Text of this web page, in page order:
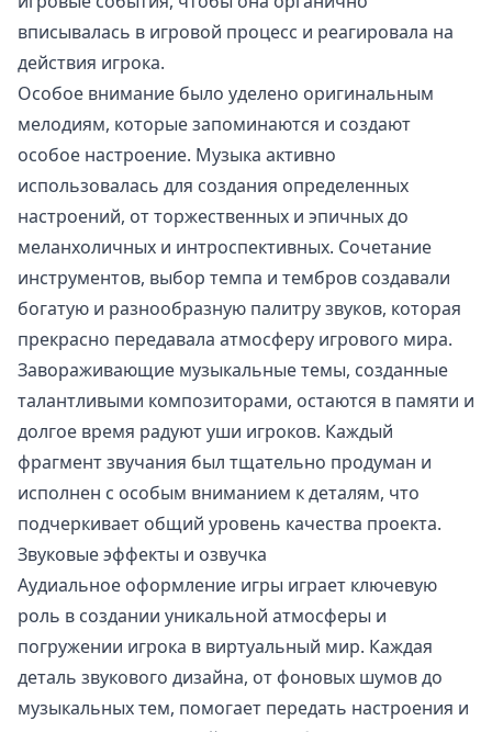
вписывалась в игровой процесс и реагировала на
действия игрока.
Особое внимание было уделено оригинальным
мелодиям, которые запоминаются и создают
особое настроение. Музыка активно
использовалась для создания определенных
настроений, от торжественных и эпичных до
меланхоличных и интроспективных. Сочетание
инструментов, выбор темпа и тембров создавали
богатую и разнообразную палитру звуков, которая
прекрасно передавала атмосферу игрового мира.
Завораживающие музыкальные темы, созданные
талантливыми композиторами, остаются в памяти и
долгое время радуют уши игроков. Каждый
фрагмент звучания был тщательно продуман и
исполнен с особым вниманием к деталям, что
подчеркивает общий уровень качества проекта.
Звуковые эффекты и озвучка
Аудиальное оформление игры играет ключевую
роль в создании уникальной атмосферы и
погружении игрока в виртуальный мир. Каждая
деталь звукового дизайна, от фоновых шумов до
музыкальных тем, помогает передать настроения и